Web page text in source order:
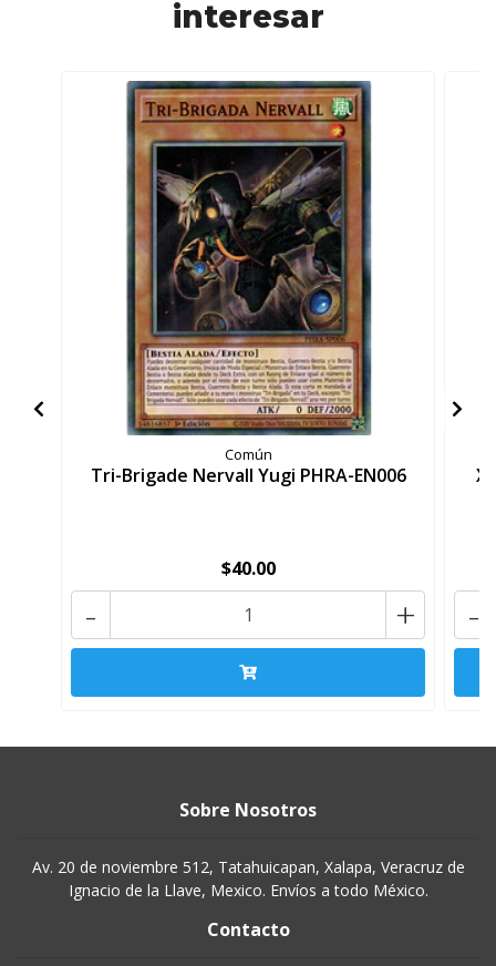
interesar
Común
Tri-Brigade Nervall Yugi PHRA-EN006
$40.00
+
- -
Sobre Nosotros
Av. 20 de noviembre 512, Tatahuicapan, Xalapa, Veracruz de
Ignacio de la Llave, Mexico. Envíos a todo México.
Contacto